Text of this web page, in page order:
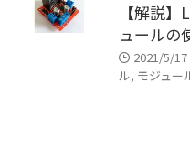
【解説
ュールの
2021/5/17
ル, モジュー